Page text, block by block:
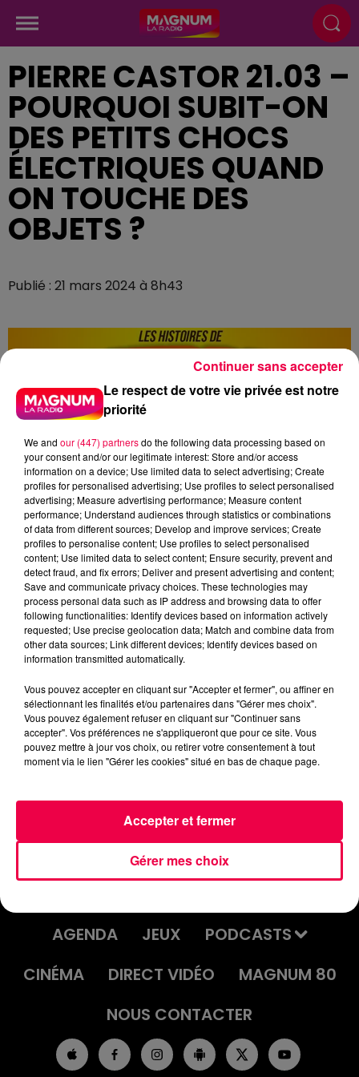
PIERRE CASTOR 21.03 –
POURQUOI SUBIT-ON
DES PETITS CHOCS
ÉLECTRIQUES QUAND
ON TOUCHE DES
OBJETS ?
Publié : 21 mars 2024 à 8h43
podcasts/2024/03/PIERRE-CASTOR-21.03-–-
POURQUOI-SUBIT-ON-DES-PETITS-CHOCS-
ELECTRIQUES-QUAND-ON-TOUCH
AGENDA
JEUX
PODCASTS
CINÉMA
DIRECT VIDÉO
MAGNUM 80
NOUS CONTACTER
Le respect de votre vie privée est notre
priorité
We and our (447) partnersdo the following data processing based on
your consent and/or our legitimate interest: Store and/or access
information on a device; Use limited data to select advertising; Create
profiles for personalised advertising; Use profiles to select personalised
advertising; Measure advertising performance; Measure content
performance; Understand audiences through statistics or combinations
of data from different sources; Develop and improve services; Create
profiles to personalise content; Use profiles to select personalised
content; Use limited data to select content; Ensure security, prevent and
detect fraud, and fix errors; Deliver and present advertising and content;
Save and communicate privacy choices. These technologies may
process personal data such as IP address and browsing data to offer
following functionalities: Identify devices based on information actively
requested; Use precise geolocation data; Match and combine data from
other data sources; Link different devices; Identify devices based on
information transmitted automatically.
Vous pouvez accepter en cliquant sur "Accepter et fermer", ou affiner en
sélectionnant les finalités et/ou partenaires dans "Gérer mes choix".
Vous pouvez également refuser en cliquant sur "Continuer sans
accepter". Vos préférences ne s'appliqueront que pour ce site. Vous
pouvez mettre à jour vos choix, ou retirer votre consentement à tout
moment via le lien "Gérer les cookies" situé en bas de chaque page.
Gérer mes choix
Accepter et fermer
Continuer sans accepter